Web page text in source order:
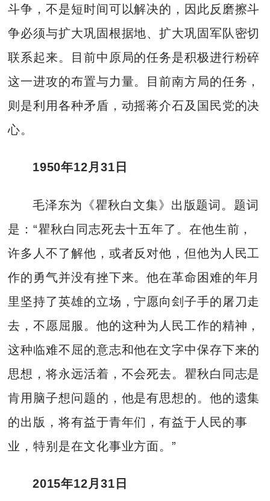
斗争，不是短时间可以解决的，因此反磨擦斗
争必须与扩大巩固根据地、扩大巩固军队密切
联系起来。目前中原局的任务是积极进行粉碎
这一进攻的布置与力量。目前南方局的任务，
则是利用各种矛盾，动摇蒋介石及国民党的决
心。
1950年12月31日
毛泽东为《瞿秋白文集》出版题词。题词
是：“瞿秋白同志死去十五年了。在他生前，
许多人不了解他，或者反对他，但他为人民工
作的勇气并没有挫下来。他在革命困难的年月
里坚持了英雄的立场，宁愿向刽子手的屠刀走
去，不愿屈服。他的这种为人民工作的精神，
这种临难不屈的意志和他在文字中保存下来的
思想，将永远活着，不会死去。瞿秋白同志是
肯用脑子想问题的，他是有思想的。他的遗集
的出版，将有益于青年们，有益于人民的事
业，特别是在文化事业方面。”
2015年12月31日